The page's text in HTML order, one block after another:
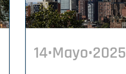
14•Mayo•2025